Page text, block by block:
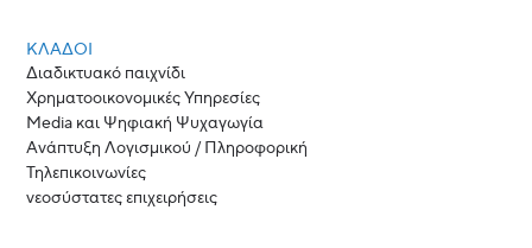
ΚΛΆΔΟΙ
Διαδικτυακό παιχνίδι
Χρηματοοικονομικές Υπηρεσίες
Media και Ψηφιακή Ψυχαγωγία
Ανάπτυξη Λογισμικού / Πληροφορική
Τηλεπικοινωνίες
νεοσύστατες επιχειρήσεις